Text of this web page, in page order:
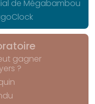
de Mégabambou
gagner
?